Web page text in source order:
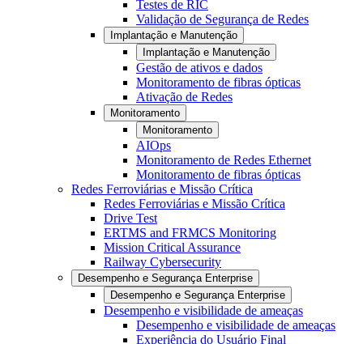
Testes de RIC
Validação de Segurança de Redes
Implantação e Manutenção
Implantação e Manutenção
Gestão de ativos e dados
Monitoramento de fibras ópticas
Ativação de Redes
Monitoramento
Monitoramento
AIOps
Monitoramento de Redes Ethernet
Monitoramento de fibras ópticas
Redes Ferroviárias e Missão Crítica
Redes Ferroviárias e Missão Crítica
Drive Test
ERTMS and FRMCS Monitoring
Mission Critical Assurance
Railway Cybersecurity
Desempenho e Segurança Enterprise
Desempenho e Segurança Enterprise
Desempenho e visibilidade de ameaças
Desempenho e visibilidade de ameaças
Experiência do Usuário Final